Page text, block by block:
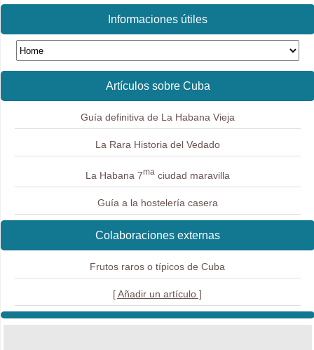
Informaciones útiles
Artículos sobre Cuba
Guía definitiva de La Habana Vieja
La Rara Historia del Vedado
La Habana 7maciudad maravilla
Guía a la hostelería casera
Colaboraciones externas
Frutos raros o típicos de Cuba
[ Añadir un artículo ]